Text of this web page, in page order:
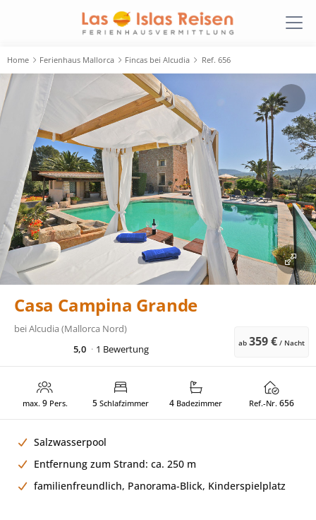
Home Ferienhaus Mallorca Fincas bei Alcudia Ref. 656
Casa Campina Grande
beiAlcudia (Mallorca Nord)
5,0
1 Bewertung ab 359 € / Nacht
max. 9Pers. 5Schlafzimmer 4 Badezimmer Ref.-Nr. 656
Salzwasserpool
Entfernung zum Strand: ca. 250 m
familienfreundlich, Panorama-Blick, Kinderspielplatz